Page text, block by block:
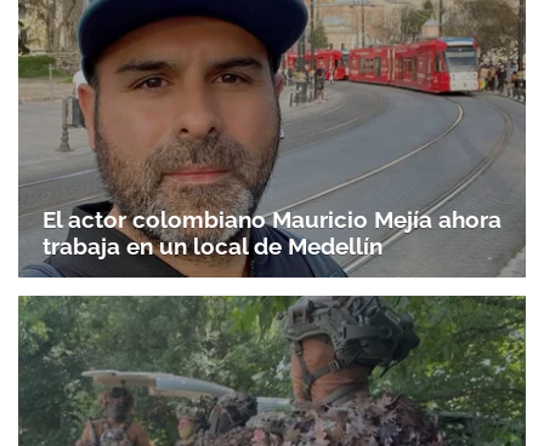
El actor colombiano Mauricio Mejía ahora
trabaja en un local de Medellín